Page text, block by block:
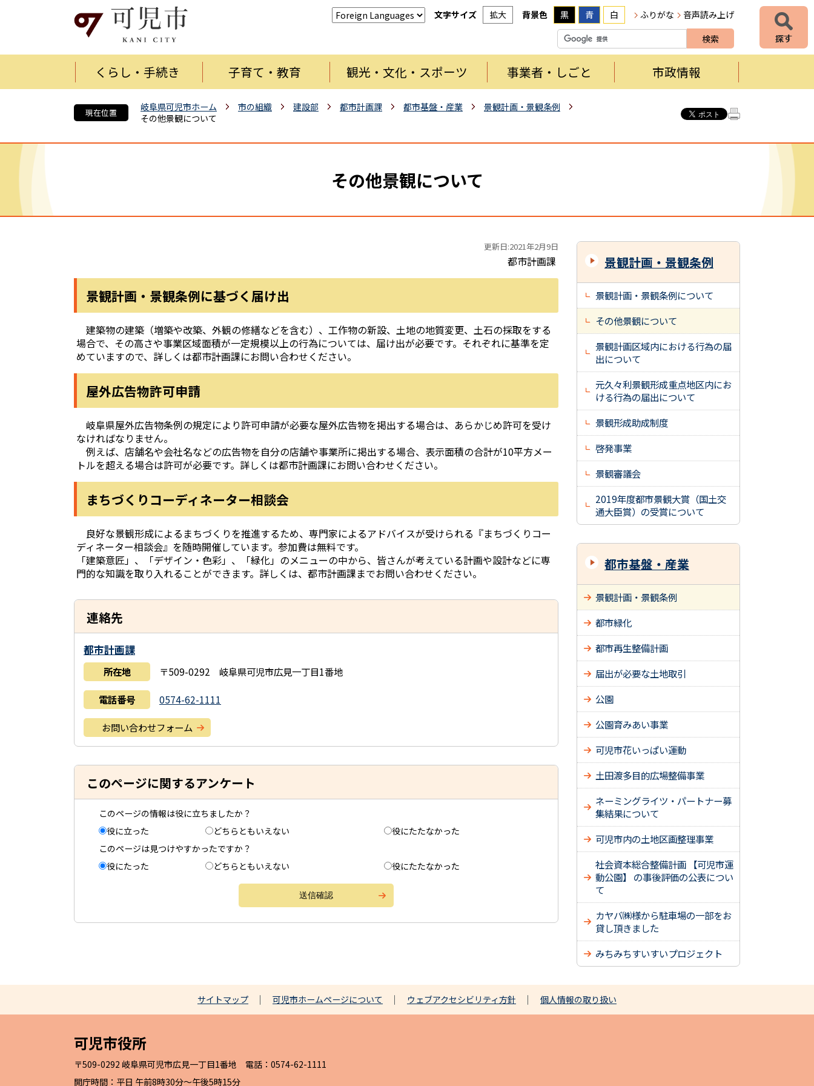
文字サイズ 拡大 背景色 黒 青 白 ふりがな 音声読み上げ
くらし・手続き 子育て・教育 観光・文化・スポーツ 事業者・しごと 市政情報
現在位置 岐阜県可児市ホーム 市の組織 建設部 都市計画課 都市基盤・産業
景観計画・景観条例
その他景観について
その他景観について
更新日:2021年2月9日
都市計画課
景観計画・景観条例に基づく届け出
建築物の建築（増築や改築、外観の修繕などを含む）、工作物の新設、土地の地質変更、土石の採取をする
場合で、その高さや事業区域面積が一定規模以上の行為については、届け出が必要です。それぞれに基準を定
めていますので、詳しくは都市計画課にお問い合わせください。
屋外広告物許可申請
岐阜県屋外広告物条例の規定により許可申請が必要な屋外広告物を掲出する場合は、あらかじめ許可を受け
なければなりません。
例えば、店舗名や会社名などの広告物を自分の店舗や事業所に掲出する場合、表示面積の合計が10平方メー
トルを超える場合は許可が必要です。詳しくは都市計画課にお問い合わせください。
まちづくりコーディネーター相談会
良好な景観形成によるまちづくりを推進するため、専門家によるアドバイスが受けられる『まちづくりコー
ディネーター相談会』を随時開催しています。参加費は無料です。
「建築意匠」、「デザイン・色彩」、「緑化」のメニューの中から、皆さんが考えている計画や設計などに専
門的な知識を取り入れることができます。詳しくは、都市計画課までお問い合わせください。
連絡先
都市計画課
所在地 〒509-0292 岐阜県可児市広見一丁目1番地
電話番号 0574-62-1111
お問い合わせフォーム
このページに関するアンケート
このページの情報は役に立ちましたか？
役に立った
どちらともいえない
役にたたなかった
このページは見つけやすかったですか？
役にたった
どちらともいえない 役にたたなかった
景観計画・景観条例
景観計画・景観条例について
その他景観について
景観計画区域内における行為の届
出について
元久々利景観形成重点地区内にお
ける行為の届出について
景観形成助成制度
啓発事業
景観審議会
2019年度都市景観大賞（国土交
通大臣賞）の受賞について
都市基盤・産業
景観計画・景観条例
都市緑化
都市再生整備計画
届出が必要な土地取引
公園
公園育みあい事業
可児市花いっぱい運動
土田渡多目的広場整備事業
ネーミングライツ・パートナー募
集結果について
可児市内の土地区画整理事業
社会資本総合整備計画 【可児市運
動公園】 の事後評価の公表につい
て
カヤバ㈱様から駐車場の一部をお
貸し頂きました
みちみちすいすいプロジェクト
サイトマップ 可児市ホームページについて ウェブアクセシビリティ方針 個人情報の取り扱い
可児市役所
〒509-0292 岐阜県可児市広見一丁目1番地 電話：0574-62-1111
開庁時間：平日 午前8時30分～午後5時15分